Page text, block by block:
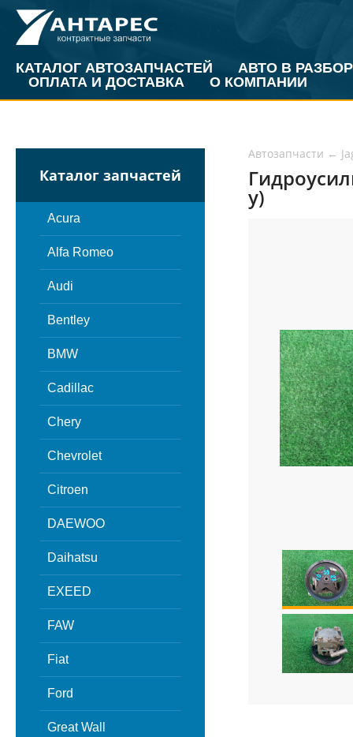
КАТАЛОГ АВТОЗАПЧАСТЕЙ
АВТО В РАЗБОР
ОПЛАТА И ДОСТАВКА
О КОМПАНИИ
Каталог запчастей
Acura
Alfa Romeo
Audi
Bentley
BMW
Cadillac
Chery
Chevrolet
Citroen
DAEWOO
Daihatsu
EXEED
FAW
Fiat
Ford
Great Wall
Автозапчасти ←
у)